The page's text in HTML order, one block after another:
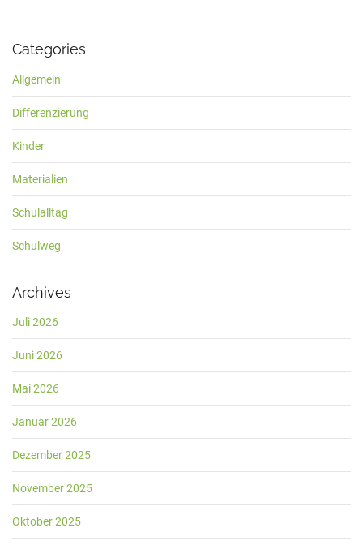
Categories
Allgemein
Differenzierung
Kinder
Materialien
Schulalltag
Schulweg
Archives
Juli 2026
Juni 2026
Mai 2026
Januar 2026
Dezember 2025
November 2025
Oktober 2025